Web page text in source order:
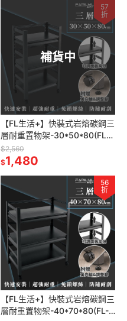
補貨中
57
折
【FL生活+】快裝式岩熔碳鋼三
層耐重置物架-30*50*80(FL-
257)免螺絲 角鋼架 展示架 層
架 廚房層架 書架
$2,560
$1,480
56
折
【FL生活+】快裝式岩熔碳鋼三
層耐重置物架-40*70*80(FL-